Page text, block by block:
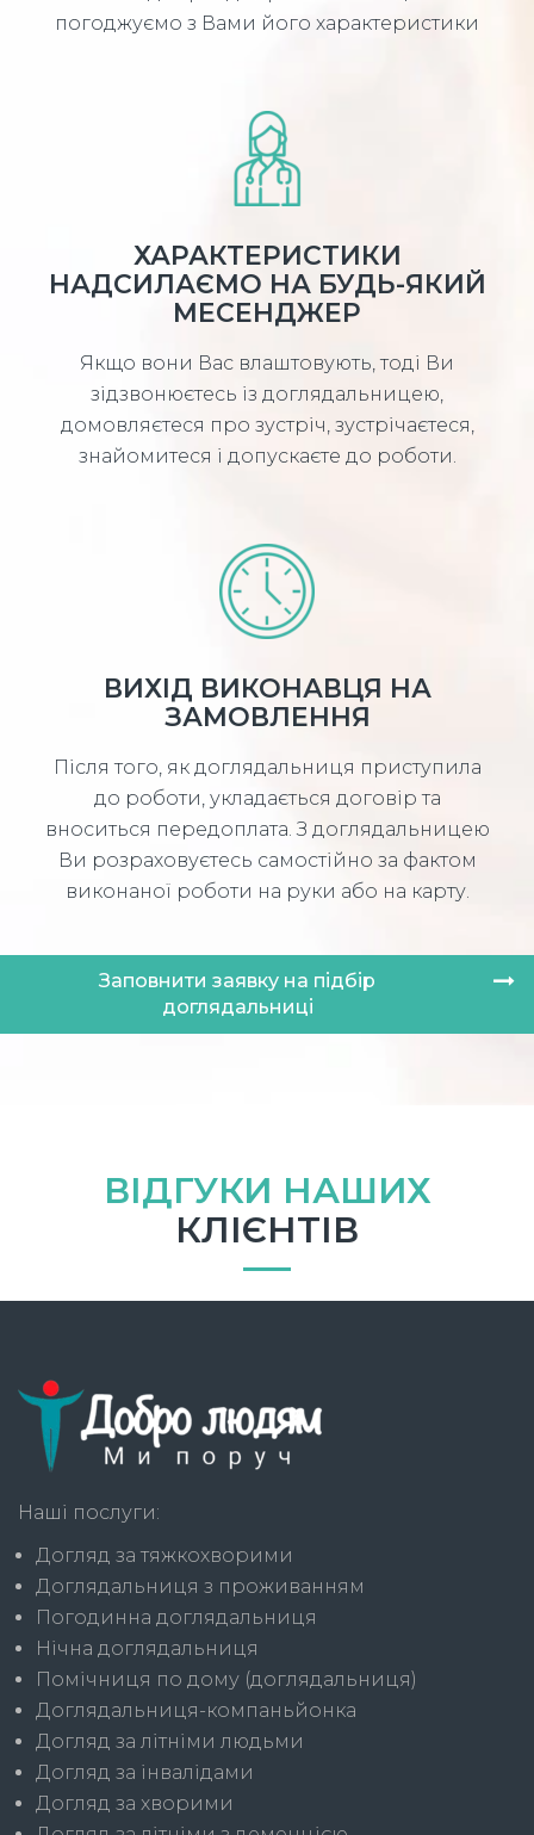
погоджуємо з Вами його характеристики
ХАРАКТЕРИСТИКИ
НАДСИЛАЄМО НА БУДЬ-ЯКИЙ
МЕСЕНДЖЕР
Якщо вони Вас влаштовують, тоді Ви
зідзвонюєтесь із доглядальницею,
домовляєтеся про зустріч, зустрічаєтеся,
знайомитеся і допускаєте до роботи.
ВИХІД ВИКОНАВЦЯ НА
ЗАМОВЛЕННЯ
Після того, як доглядальниця приступила
до роботи, укладається договір та
вноситься передоплата. З доглядальницею
Ви розраховуєтесь самостійно за фактом
виконаної роботи на руки або на карту.
Заповнити заявку на підбір
доглядальниці
ВІДГУКИ НАШИХ
КЛІЄНТІВ
Наші послуги:
Догляд за тяжкохворими
Доглядальниця з проживанням
Погодинна доглядальниця
Нічна доглядальниця
Помічниця по дому (доглядальниця)
Доглядальниця-компаньйонка
Догляд за літніми людьми
Догляд за інвалідами
Догляд за хворими